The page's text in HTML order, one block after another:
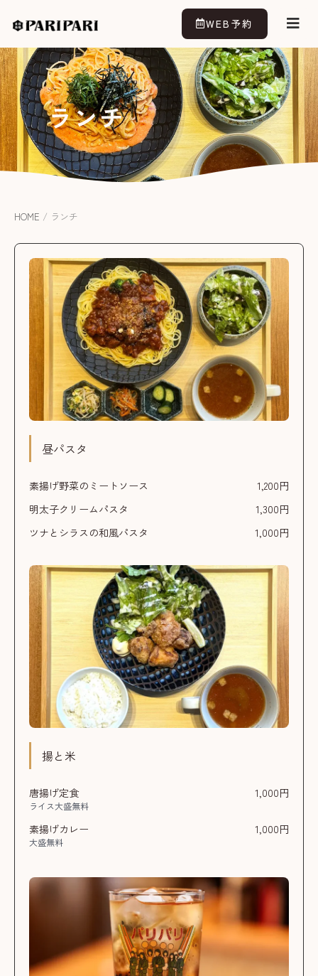
WEB予約
ランチ
HOME / ランチ
昼パスタ
素揚げ野菜のミートソース
1,200円
明太子クリームパスタ
1,300円
ツナとシラスの和風パスタ
1,000円
揚と米
唐揚げ定食 1,000円
ライス大盛無料
素揚げカレー 1,000円
大盛無料